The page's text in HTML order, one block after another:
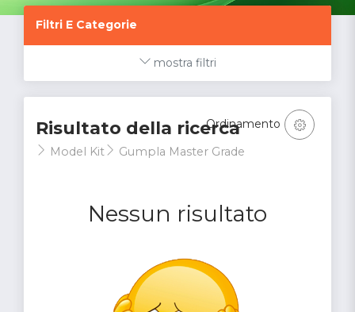
Filtri E Categorie
mostra filtri
Risultato della ricerca
Model Kit Gumpla Master Grade
Nessun risultato
Ordinamento